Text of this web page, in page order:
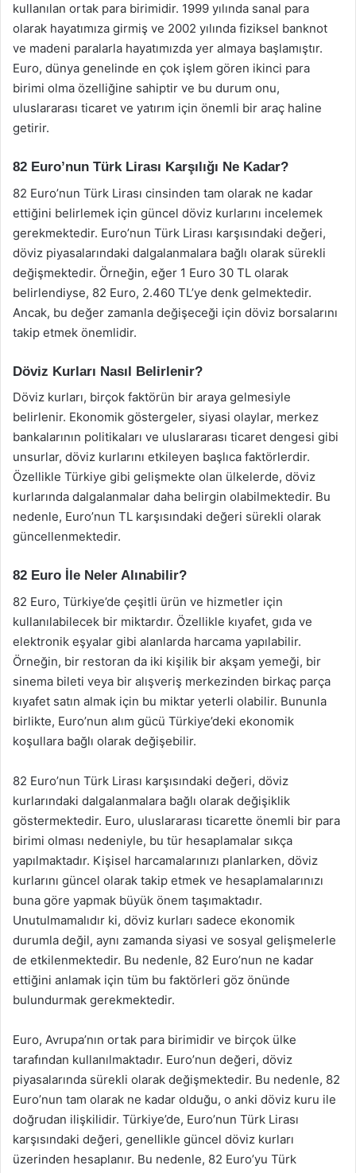
kullanılan ortak para birimidir. 1999 yılında sanal para
olarak hayatımıza girmiş ve 2002 yılında fiziksel banknot
ve madeni paralarla hayatımızda yer almaya başlamıştır.
Euro, dünya genelinde en çok işlem gören ikinci para
birimi olma özelliğine sahiptir ve bu durum onu,
uluslararası ticaret ve yatırım için önemli bir araç haline
getirir.
82 Euro’nun Türk Lirası Karşılığı Ne Kadar?
82 Euro’nun Türk Lirası cinsinden tam olarak ne kadar
ettiğini belirlemek için güncel döviz kurlarını incelemek
gerekmektedir. Euro’nun Türk Lirası karşısındaki değeri,
döviz piyasalarındaki dalgalanmalara bağlı olarak sürekli
değişmektedir. Örneğin, eğer 1 Euro 30 TL olarak
belirlendiyse, 82 Euro, 2.460 TL’ye denk gelmektedir.
Ancak, bu değer zamanla değişeceği için döviz borsalarını
takip etmek önemlidir.
Döviz Kurları Nasıl Belirlenir?
Döviz kurları, birçok faktörün bir araya gelmesiyle
belirlenir. Ekonomik göstergeler, siyasi olaylar, merkez
bankalarının politikaları ve uluslararası ticaret dengesi gibi
unsurlar, döviz kurlarını etkileyen başlıca faktörlerdir.
Özellikle Türkiye gibi gelişmekte olan ülkelerde, döviz
kurlarında dalgalanmalar daha belirgin olabilmektedir. Bu
nedenle, Euro’nun TL karşısındaki değeri sürekli olarak
güncellenmektedir.
82 Euro İle Neler Alınabilir?
82 Euro, Türkiye’de çeşitli ürün ve hizmetler için
kullanılabilecek bir miktardır. Özellikle kıyafet, gıda ve
elektronik eşyalar gibi alanlarda harcama yapılabilir.
Örneğin, bir restoran da iki kişilik bir akşam yemeği, bir
sinema bileti veya bir alışveriş merkezinden birkaç parça
kıyafet satın almak için bu miktar yeterli olabilir. Bununla
birlikte, Euro’nun alım gücü Türkiye’deki ekonomik
koşullara bağlı olarak değişebilir.
82 Euro’nun Türk Lirası karşısındaki değeri, döviz
kurlarındaki dalgalanmalara bağlı olarak değişiklik
göstermektedir. Euro, uluslararası ticarette önemli bir para
birimi olması nedeniyle, bu tür hesaplamalar sıkça
yapılmaktadır. Kişisel harcamalarınızı planlarken, döviz
kurlarını güncel olarak takip etmek ve hesaplamalarınızı
buna göre yapmak büyük önem taşımaktadır.
Unutulmamalıdır ki, döviz kurları sadece ekonomik
durumla değil, aynı zamanda siyasi ve sosyal gelişmelerle
de etkilenmektedir. Bu nedenle, 82 Euro’nun ne kadar
ettiğini anlamak için tüm bu faktörleri göz önünde
bulundurmak gerekmektedir.
Euro, Avrupa’nın ortak para birimidir ve birçok ülke
tarafından kullanılmaktadır. Euro’nun değeri, döviz
piyasalarında sürekli olarak değişmektedir. Bu nedenle, 82
Euro’nun tam olarak ne kadar olduğu, o anki döviz kuru ile
doğrudan ilişkilidir. Türkiye’de, Euro’nun Türk Lirası
karşısındaki değeri, genellikle güncel döviz kurları
üzerinden hesaplanır. Bu nedenle, 82 Euro’yu Türk